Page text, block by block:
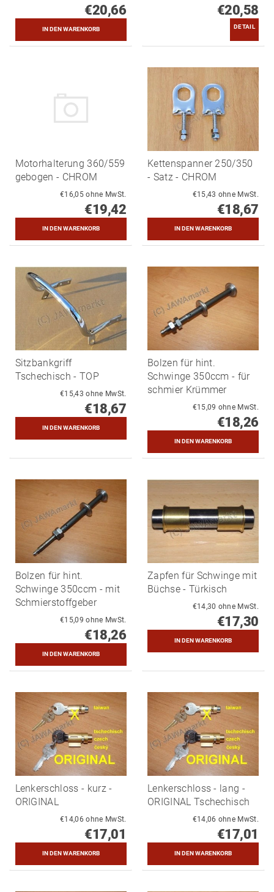
€20,66 €20,58
DETAIL
Motorhalterung 360/559
gebogen - CHROM
€16,05 ohne MwSt.
€19,42
Kettenspanner 250/350
- Satz - CHROM
€15,43 ohne MwSt.
€18,67
Sitzbankgriff
Tschechisch - TOP
€15,43 ohne MwSt.
€18,67
Bolzen für hint.
Schwinge 350ccm - für
schmier Krümmer
€15,09 ohne MwSt.
€18,26
Bolzen für hint.
Schwinge 350ccm - mit
Schmierstoffgeber
€15,09 ohne MwSt.
€18,26
Zapfen für Schwinge mit
Büchse - Türkisch
€14,30 ohne MwSt.
€17,30
Lenkerschloss - kurz -
ORIGINAL
€14,06 ohne MwSt.
€17,01
Lenkerschloss - lang -
ORIGINAL Tschechisch
€14,06 ohne MwSt.
€17,01